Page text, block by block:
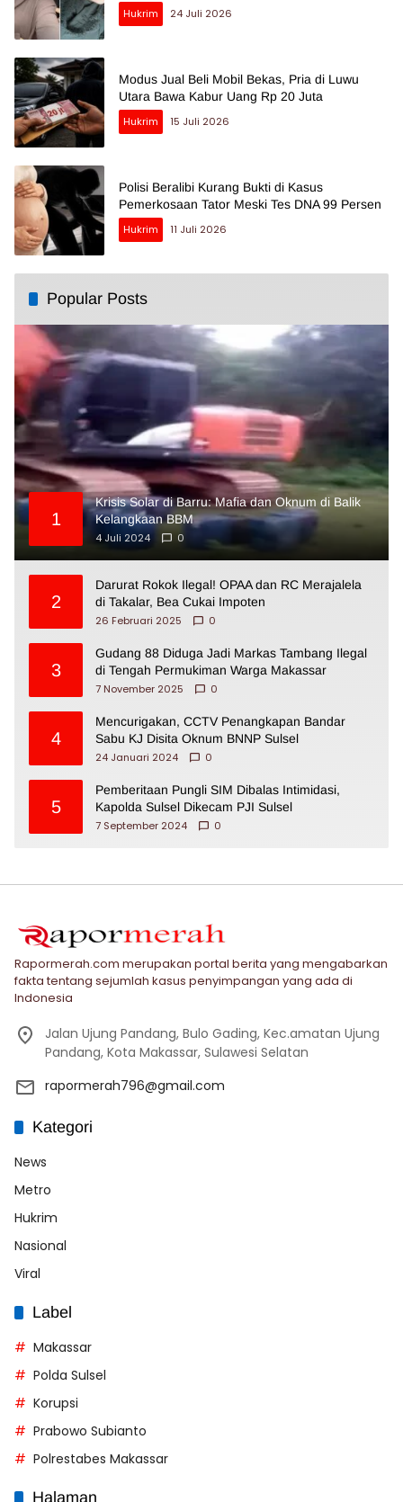
Hukrim
24 Juli 2026
Modus Jual Beli Mobil Bekas, Pria di Luwu
Utara Bawa Kabur Uang Rp 20 Juta
Hukrim
15 Juli 2026
Polisi Beralibi Kurang Bukti di Kasus
Pemerkosaan Tator Meski Tes DNA 99 Persen
Hukrim
11 Juli 2026
Popular Posts
1
Krisis Solar di Barru: Mafia dan Oknum di Balik
Kelangkaan BBM
4 Juli 2024
0
2
Darurat Rokok Ilegal! OPAA dan RC Merajalela
di Takalar, Bea Cukai Impoten
26 Februari 2025
0
3
Gudang 88 Diduga Jadi Markas Tambang Ilegal
di Tengah Permukiman Warga Makassar
7 November 2025
0
4
Mencurigakan, CCTV Penangkapan Bandar
Sabu KJ Disita Oknum BNNP Sulsel
24 Januari 2024
0
5
Pemberitaan Pungli SIM Dibalas Intimidasi,
Kapolda Sulsel Dikecam PJI Sulsel
7 September 2024
0
Rapormerah.com merupakan portal berita yang mengabarkan
fakta tentang sejumlah kasus penyimpangan yang ada di
Indonesia
Jalan Ujung Pandang, Bulo Gading, Kec.amatan Ujung
Pandang, Kota Makassar, Sulawesi Selatan
rapormerah796@gmail.com
Kategori
News
Metro
Hukrim
Nasional
Viral
Label
Makassar
Polda Sulsel
Korupsi
Prabowo Subianto
Polrestabes Makassar
Halaman